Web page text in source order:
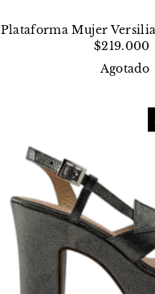
Plataforma Mujer
$219.000
Agotado